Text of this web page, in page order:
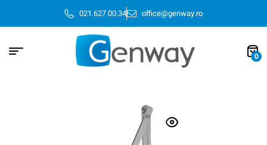
021.627.00.34 office@genway.ro
0